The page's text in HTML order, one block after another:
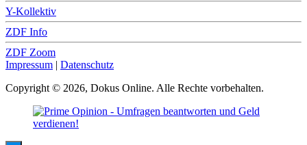
Y-Kollektiv
ZDF Info
ZDF Zoom
Impressum | Datenschutz
Copyright © 2026, Dokus Online. Alle Rechte vorbehalten.